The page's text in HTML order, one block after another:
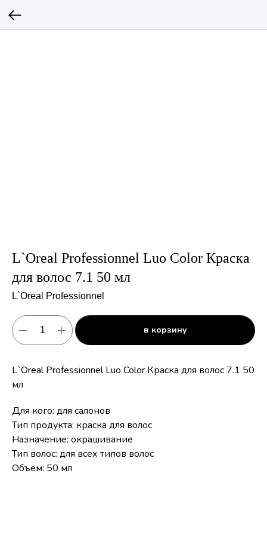
L`Oreal Professionnel Luo Color Краска
для волос 7.1 50 мл
L`Oreal Professionnel
в корзину
L`Oreal Professionnel Luo Color Краска для волос 7.1 50
мл
Для кого: для салонов
Тип продукта: краска для волос
Назначение: окрашивание
Тип волос: для всех типов волос
Объем: 50 мл